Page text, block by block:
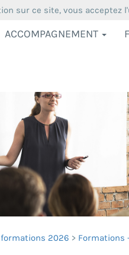
ACCOMPAGNEMENT
formations 2026 Formations
sur ce site, vous